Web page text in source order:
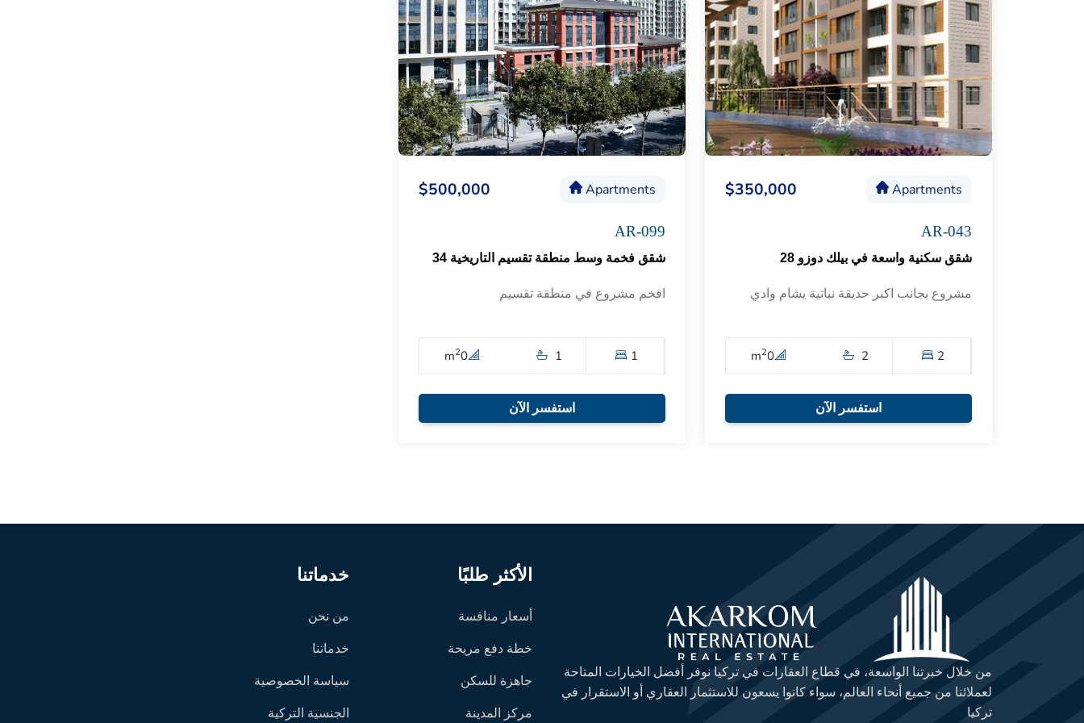
Apartments
$350,000
AR-043
شقق سكنية واسعة في بيلك دوزو 28
مشروع بجانب اكبر حديقة نباتية يشام وادي
2
2
0
m2
استفسر الآن
Apartments
$500,000
AR-099
شقق فخمة وسط منطقة تقسيم التاريخية 34
افخم مشروع في منطقة تقسيم
1
1
0
m2
استفسر الآن
من خلال خبرتنا الواسعة، في قطاع العقارات في تركيا نوفر أفضل الخيارات المتاحة
لعملائنا من جميع أنحاء العالم، سواء كانوا يسعون للاستثمار العقاري أو الاستقرار في
تركيا
الأكثر طلبًا
أسعار منافسة
خطة دفع مريحة
جاهزة للسكن
مركز المدينة
خدماتنا
من نحن
خدماتنا
سياسة الخصوصية
الجنسية التركية